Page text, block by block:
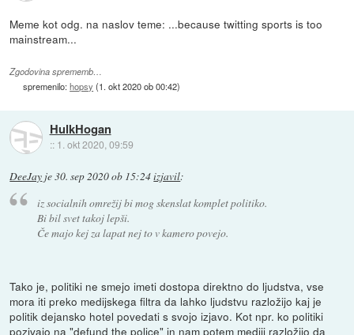
Meme kot odg. na naslov teme: ...because twitting sports is too
mainstream...
Zgodovina sprememb…
spremenilo:hopsy (1. okt 2020 ob 00:42)
HulkHogan
:: 1. okt 2020, 09:59
DeeJay je30. sep 2020 ob 15:24izjavil:
iz socialnih omrežij bi mog skenslat komplet politiko.
Bi bil svet takoj lepši.
Če majo kej za lapat nej to v kamero povejo.
Tako je, politiki ne smejo imeti dostopa direktno do ljudstva, vse
mora iti preko medijskega filtra da lahko ljudstvu razložijo kaj je
politik dejansko hotel povedati s svojo izjavo. Kot npr. ko politiki
pozivajo na "defund the police" in nam potem mediji razložijo da